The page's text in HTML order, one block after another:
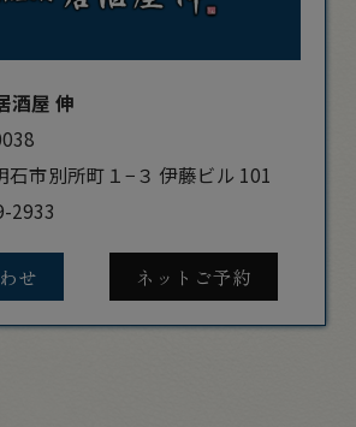
酒屋 伸
石市別所町１−３ 伊藤ビル 101
2933
せ ネットご予約